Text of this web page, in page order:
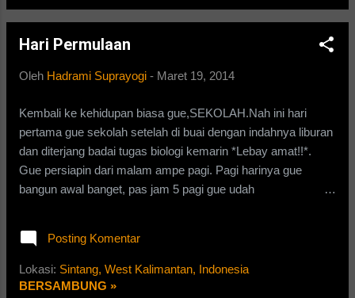
*Selesai puasa Ramadhan*. Si Iga udah putus sama
cowoknya yg lama, Akhirnya Togar suka sama Iga.Togar
selalu berusaha untuk mendekati Iga,bahkan Togar mau
sama Togar*Khayalan si Togar yg gak jelas*. Pada malam
Togar menembak Iga melawati SMS. Namun , si Iga tidak
menolaknya tapi hanya menjawab “Kita Temenan Aja ya”,
Den...
Hari Permulaan
Oleh Hadrami Suprayogi - Maret 19, 2014
Kembali ke kehidupan biasa gue,SEKOLAH.Nah ini hari
pertama gue sekolah setelah di buai dengan indahnya liburan
dan diterjang badai tugas biologi kemarin *Lebay amat!!*.
Gue persiapin dari malam ampe pagi. Pagi harinya gue
bangun awal banget, pas jam 5 pagi gue udah
mandi,dan gue ngarasa mandi kali ini beda banget dari
mandi" yg lain. Biasanya gue lama banget di dalam kamar
mandi, di kamar mandi kegiatan gue biasanya nyanyi gak
Posting Komentar
Lokasi: Sintang, West Kalimantan, Indonesia
BERSAMBUNG »